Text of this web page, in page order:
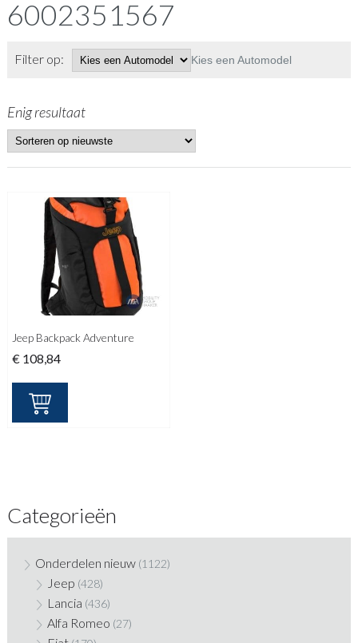
6002351567
Filter op: Kies een Automodel
Enig resultaat
Jeep Backpack Adventure
€ 108,84
Categorieën
Onderdelen nieuw (1122)
Jeep (428)
Lancia (436)
Alfa Romeo (27)